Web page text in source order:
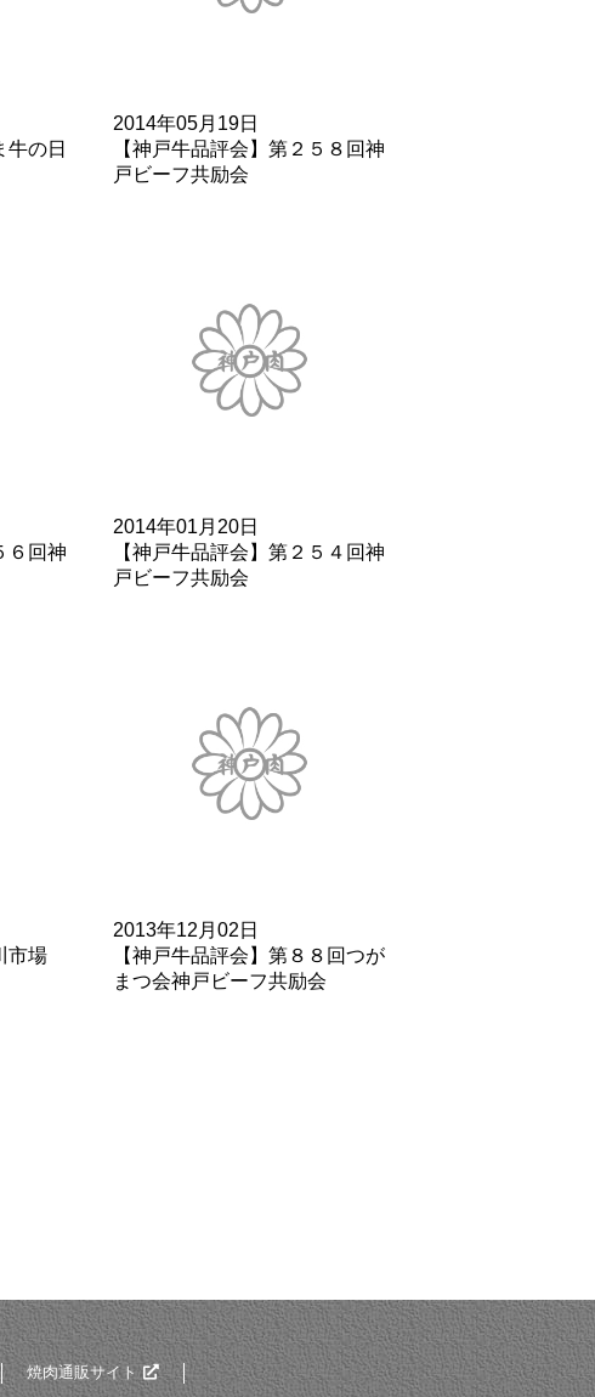
牛の日
2014年05月19日
【神戸牛品評会】第２５８回神
戸ビーフ共励会
６回神
2014年01月20日
【神戸牛品評会】第２５４回神
戸ビーフ共励会
市場
2013年12月02日
【神戸牛品評会】第８８回つが
まつ会神戸ビーフ共励会
焼肉通販サイト